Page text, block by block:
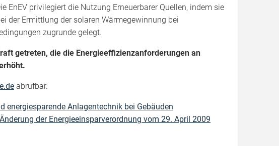
EnEV privilegiert die Nutzung Erneuerbarer Quellen, indem sie
der Ermittlung der solaren Wärmegewinnung bei
zugrunde gelegt.
getreten, die die Energieeffizienzanforderungen an
abrufbar.
energiesparende Anlagentechnik bei Gebäuden
der Energieeinsparverordnung vom 29. April 2009